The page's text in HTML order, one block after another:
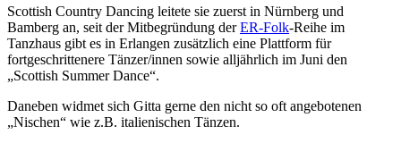
Scottish Country Dancing leitete sie zuerst in Nürnberg und
Bamberg an, seit der Mitbegründung derER-Folk-Reihe im
Tanzhaus gibt es in Erlangen zusätzlich eine Plattform für
fortgeschrittenere Tänzer/innen sowie alljährlich im Juni den
„Scottish Summer Dance“.
Daneben widmet sich Gitta gerne den nicht so oft angebotenen
„Nischen“ wie z.B. italienischen Tänzen.